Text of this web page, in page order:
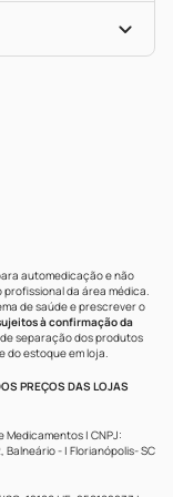
automedicação e não
da área médica.
de saúde e prescrever o
à confirmação da
separação dos produtos
do estoque em loja.
PREÇOS DAS LOJAS
Medicamentos | CNPJ:
Balneário - | Florianópolis- SC